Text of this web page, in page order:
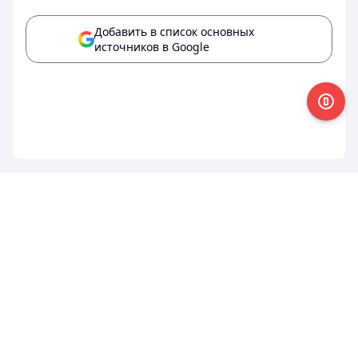
Добавить в список основных
источников в Google